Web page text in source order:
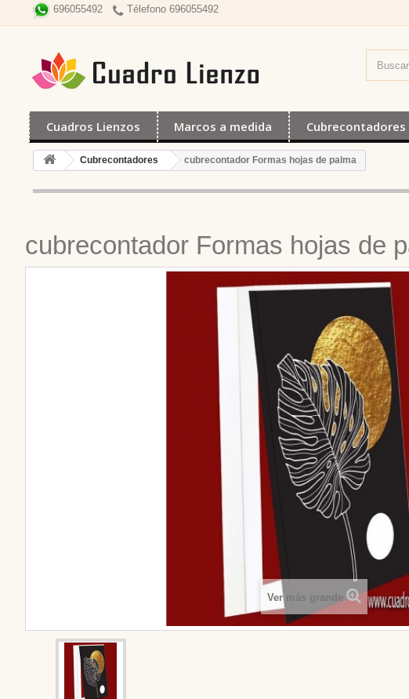
696055492 Télefono 696055492
Cuadros Lienzos Marcos a medida Cubrecontadores
Cubrecontadores cubrecontador Formas hojas de palma
cubrecontador Formas hojas de
Ver más grande